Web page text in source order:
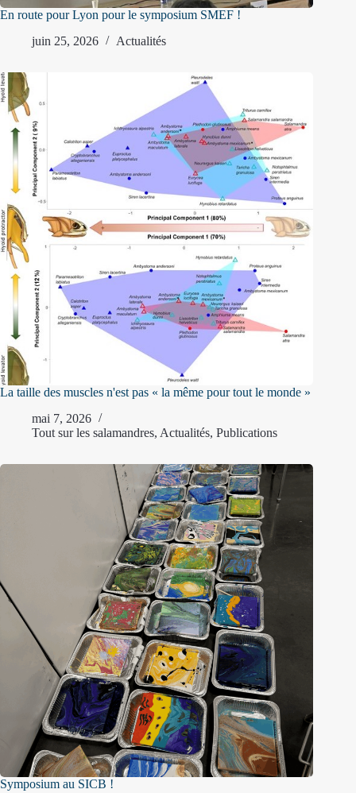
En route pour Lyon pour le symposium SMEF !
juin 25, 2026
Actualités
La taille des muscles n'est pas « la même pour tout le monde »
mai 7, 2026
Tout sur les salamandres, Actualités, Publications
Symposium au SICB !